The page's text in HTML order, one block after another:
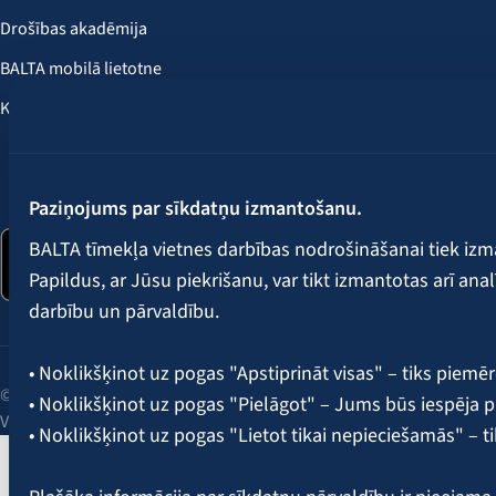
Paziņojums par sīkdatņu izmantošanu.
BALTA tīmekļa vietnes darbības nodrošināšanai tiek
Papildus, ar Jūsu piekrišanu, var tikt izmantotas arī
darbību un pārvaldību.
• Noklikšķinot uz pogas "Apstiprināt visas" – tiks
• Noklikšķinot uz pogas "Pielāgot" – Jums būs iespēja
• Noklikšķinot uz pogas "Lietot tikai nepieciešamās" –
Drošības akadēmija
BALTA mobilā lietotne
Klientu labumi
© 2026 AAS BALTA | Skanstes iela 25, Rīga, LV-1013, Latvija.
Vienotais reģ. Nr. 40003049409.